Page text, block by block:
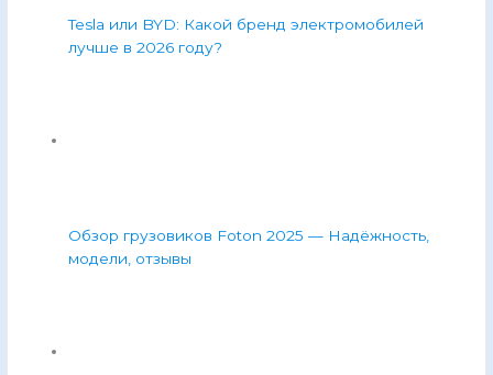
Tesla или BYD: Какой бренд электромобилей
лучше в 2026 году?
Обзор грузовиков Foton 2025 — Надёжность,
модели, отзывы